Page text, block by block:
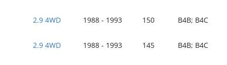
2.9 4WD 1988 - 1993 150 B4B; B4C
2.9 4WD 1988 - 1993 145 B4B; B4C